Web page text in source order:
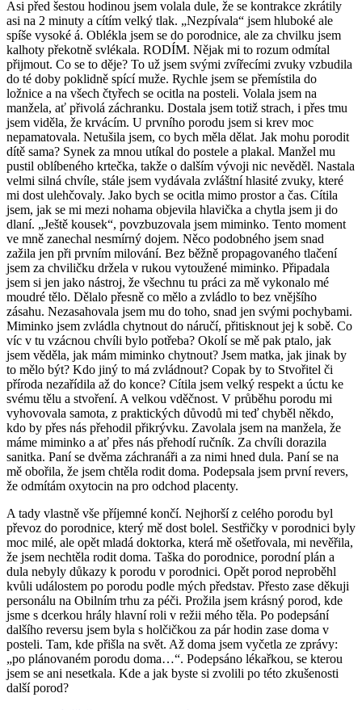
Asi před šestou hodinou jsem volala dule, že se kontrakce zkrátily
asi na 2 minuty a cítím velký tlak. „Nezpívala“ jsem hluboké ale
spíše vysoké á. Oblékla jsem se do porodnice, ale za chvilku jsem
kalhoty překotně svlékala. RODÍM. Nějak mi to rozum odmítal
přijmout. Co se to děje? To už jsem svými zvířecími zvuky vzbudila
do té doby poklidně spící muže. Rychle jsem se přemístila do
ložnice a na všech čtyřech se ocitla na posteli. Volala jsem na
manžela, ať přivolá záchranku. Dostala jsem totiž strach, i přes tmu
jsem viděla, že krvácím. U prvního porodu jsem si krev moc
nepamatovala. Netušila jsem, co bych měla dělat. Jak mohu porodit
dítě sama? Synek za mnou utíkal do postele a plakal. Manžel mu
pustil oblíbeného krtečka, takže o dalším vývoji nic nevěděl. Nastala
velmi silná chvíle, stále jsem vydávala zvláštní hlasité zvuky, které
mi dost ulehčovaly. Jako bych se ocitla mimo prostor a čas. Cítila
jsem, jak se mi mezi nohama objevila hlavička a chytla jsem ji do
dlaní. „Ještě kousek“, povzbuzovala jsem miminko. Tento moment
ve mně zanechal nesmírný dojem. Něco podobného jsem snad
zažila jen při prvním milování. Bez běžně propagovaného tlačení
jsem za chviličku držela v rukou vytoužené miminko. Připadala
jsem si jen jako nástroj, že všechnu tu práci za mě vykonalo mé
moudré tělo. Dělalo přesně co mělo a zvládlo to bez vnějšího
zásahu. Nezasahovala jsem mu do toho, snad jen svými pochybami.
Miminko jsem zvládla chytnout do náručí, přitisknout jej k sobě. Co
víc v tu vzácnou chvíli bylo potřeba? Okolí se mě pak ptalo, jak
jsem věděla, jak mám miminko chytnout? Jsem matka, jak jinak by
to mělo být? Kdo jiný to má zvládnout? Copak by to Stvořitel či
příroda nezařídila až do konce? Cítila jsem velký respekt a úctu ke
svému tělu a stvoření. A velkou vděčnost. V průběhu porodu mi
vyhovovala samota, z praktických důvodů mi teď chyběl někdo,
kdo by přes nás přehodil přikrývku. Zavolala jsem na manžela, že
máme miminko a ať přes nás přehodí ručník. Za chvíli dorazila
sanitka. Paní se dvěma záchranáři a za nimi hned dula. Paní se na
mě obořila, že jsem chtěla rodit doma. Podepsala jsem první revers,
že odmítám oxytocin na pro odchod placenty.
A tady vlastně vše příjemné končí. Nejhorší z celého porodu byl
převoz do porodnice, který mě dost bolel. Sestřičky v porodnici byly
moc milé, ale opět mladá doktorka, která mě ošetřovala, mi nevěřila,
že jsem nechtěla rodit doma. Taška do porodnice, porodní plán a
dula nebyly důkazy k porodu v porodnici. Opět porod neproběhl
kvůli událostem po porodu podle mých představ. Přesto zase děkuji
personálu na Obilním trhu za péči. Prožila jsem krásný porod, kde
jsme s dcerkou hrály hlavní roli v režii mého těla. Po podepsání
dalšího reversu jsem byla s holčičkou za pár hodin zase doma v
posteli. Tam, kde přišla na svět. Až doma jsem vyčetla ze zprávy:
„po plánovaném porodu doma…“. Podepsáno lékařkou, se kterou
jsem se ani nesetkala. Kde a jak byste si zvolili po této zkušenosti
další porod?